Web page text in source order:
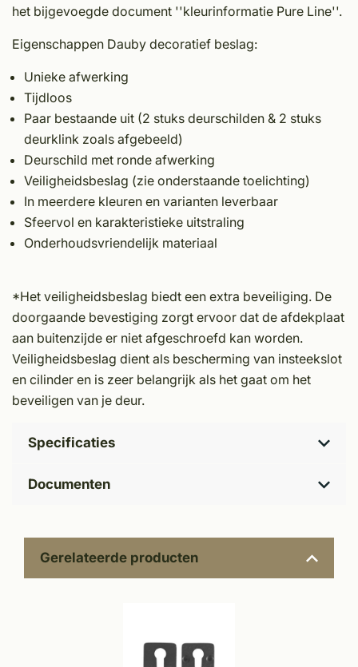
het bijgevoegde document ''kleurinformatie Pure Line''.
Eigenschappen Dauby decoratief beslag:
Unieke afwerking
Tijdloos
Paar bestaande uit (2 stuks deurschilden & 2 stuks
deurklink zoals afgebeeld)
Deurschild met ronde afwerking
Veiligheidsbeslag (zie onderstaande toelichting)
In meerdere kleuren en varianten leverbaar
Sfeervol en karakteristieke uitstraling
Onderhoudsvriendelijk materiaal
*Het veiligheidsbeslag biedt een extra beveiliging. De
doorgaande bevestiging zorgt ervoor dat de afdekplaat
aan buitenzijde er niet afgeschroefd kan worden.
Veiligheidsbeslag dient als bescherming van insteekslot
en cilinder en is zeer belangrijk als het gaat om het
beveiligen van je deur.
Specificaties
Documenten
Gerelateerde producten